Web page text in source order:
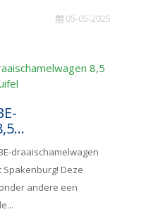
05-05-2025
draaischamelwagen
Deze
andere een